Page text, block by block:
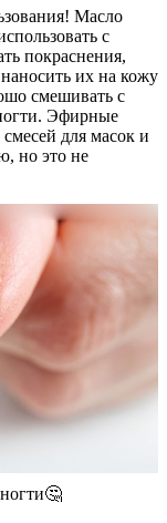
Масло
с
покраснения,
их на кожу
смешивать с
Эфирные
смесей для масок и
но это не